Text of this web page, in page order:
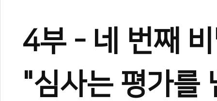
4부 - 네 번째
"심사는 평가를